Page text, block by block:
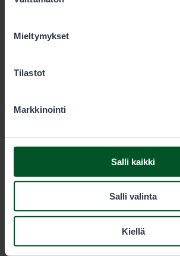
olet käyttänyt heidän palvelujaan. Voit
Mieltymykset
Tilastot
Markkinointi
Salli kaikki
Salli valinta
Kiellä